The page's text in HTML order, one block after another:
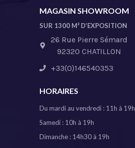
MAGASIN SHOWROOM
SUR 1300 M² D’EXPOSITION
26 Rue Pierre Sémard
92320 CHATILLON
+33(0)146540353
HORAIRES
Du mardi au vendredi : 11h à 19h
Samedi : 10h à 19h
Dimanche : 14h30 à 19h